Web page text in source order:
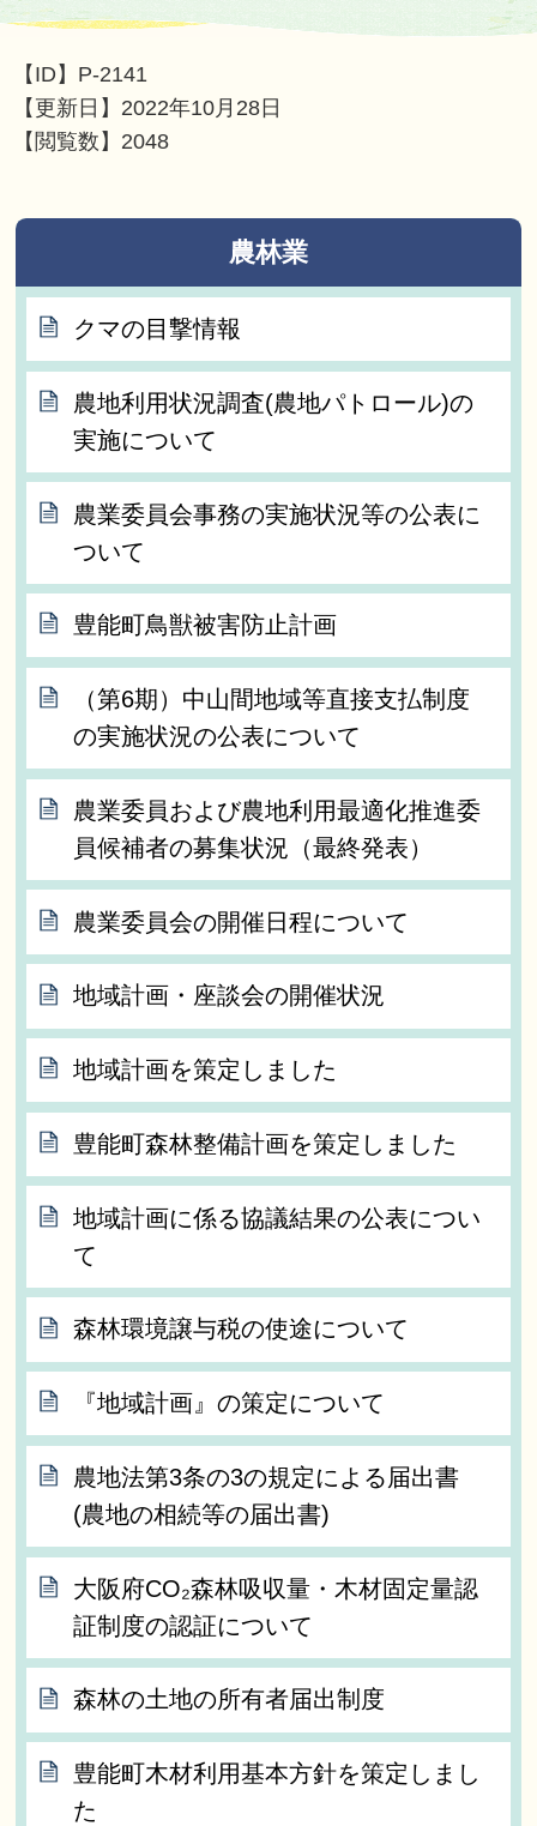
【ID】 P-2141
【更新日】 2022年10月28日
【閲覧数】 2048
農林業
クマの目撃情報
農地利用状況調査(農地パトロール)の
実施について
農業委員会事務の実施状況等の公表に
ついて
豊能町鳥獣被害防止計画
（第6期）中山間地域等直接支払制度
の実施状況の公表について
農業委員および農地利用最適化推進委
員候補者の募集状況（最終発表）
農業委員会の開催日程について
地域計画・座談会の開催状況
地域計画を策定しました
豊能町森林整備計画を策定しました
地域計画に係る協議結果の公表につい
て
森林環境譲与税の使途について
『地域計画』の策定について
農地法第3条の3の規定による届出書
(農地の相続等の届出書)
大阪府CO₂森林吸収量・木材固定量認
証制度の認証について
森林の土地の所有者届出制度
豊能町木材利用基本方針を策定しまし
た